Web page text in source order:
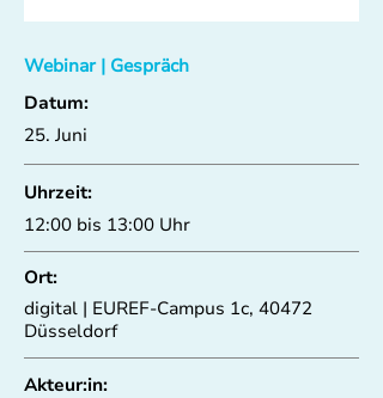
Webinar | Gespräch
Datum:
25. Juni
Uhrzeit:
12:00 bis 13:00 Uhr
Ort:
digital | EUREF-Campus 1c, 40472
Düsseldorf
Akteur:in: